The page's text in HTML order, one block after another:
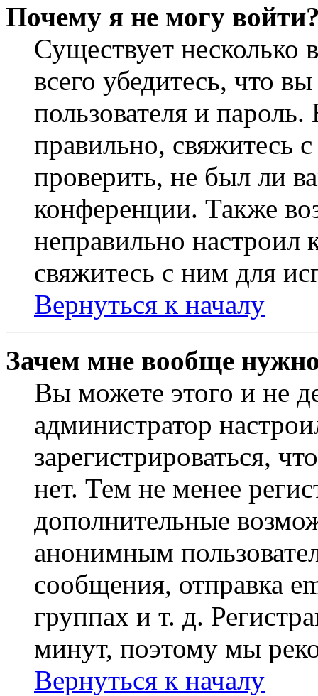
Почему я не могу
Существует
всего убедитесь, что
пользователя и
правильно, свяжитесь
проверить, не был ли
конференции. Также
неправильно
свяжитесь с ним для
Вернуться к началу
Зачем мне вообще
Вы можете этого и не
администратор
зарегистрироваться,
нет. Тем не менее
дополнительные
анонимным
сообщения, отправка
группах и т. д.
минут, поэтому мы
Вернуться к началу